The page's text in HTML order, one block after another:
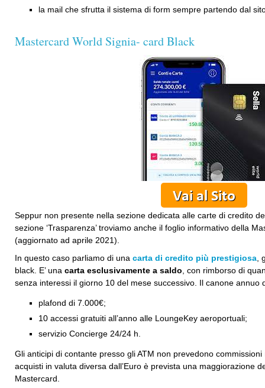
la mail che sfrutta il sistema di form sempre partendo dal
Mastercard World Signia- card Black
Seppur non presente nella sezione dedicata alle carte di credito
sezione ‘Trasparenza’ troviamo anche il foglio informativo della
(aggiornato ad aprile 2021).
In questo caso parliamo di una carta di credito più prestigiosa
black. E’ una carta esclusivamente a saldo , con rimborso di
senza interessi il giorno 10 del mese successivo. Il canone annuo
plafond di 7.000€;
10 accessi gratuiti all’anno alle LoungeKey aeroportuali;
servizio Concierge 24/24 h.
Gli anticipi di contante presso gli ATM non prevedono
acquisti in valuta diversa dall’Euro è prevista una maggiorazione
Mastercard.